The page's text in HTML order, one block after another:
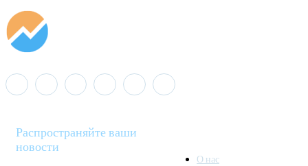
Распространяйте ваши
новости
О нас